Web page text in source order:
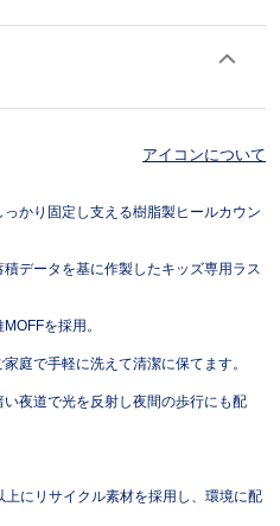
アイコンについて
かり固定し支える樹脂製ヒールカウン
データを基に作製したキッズ専用ラス
を採用。
庭で手軽に洗えて清潔に保てます。
夜道で光を反射し夜間の歩行にも配
にリサイクル素材を採用し、環境に配